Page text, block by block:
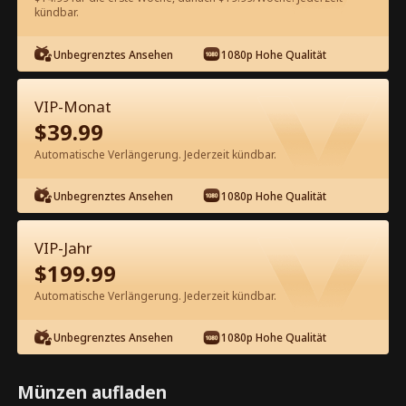
Kostenlos in der App ansehen
Episode 59 - Auf Wiedersehen Ex, ich
kehre zurück zur Erbin Kompletter
Film
1-50 51-100
59 60 62 63
kündbar.
Unbegrenztes Ansehen 1080p Hohe Qualität
VIP-Monat
$39.99
Automatische Verlängerung. Jederzeit kündbar.
Unbegrenztes Ansehen 1080p Hohe Qualität
VIP-Jahr
$199.99
Automatische Verlängerung. Jederzeit kündbar.
Unbegrenztes Ansehen 1080p Hohe Qualität
Münzen aufladen